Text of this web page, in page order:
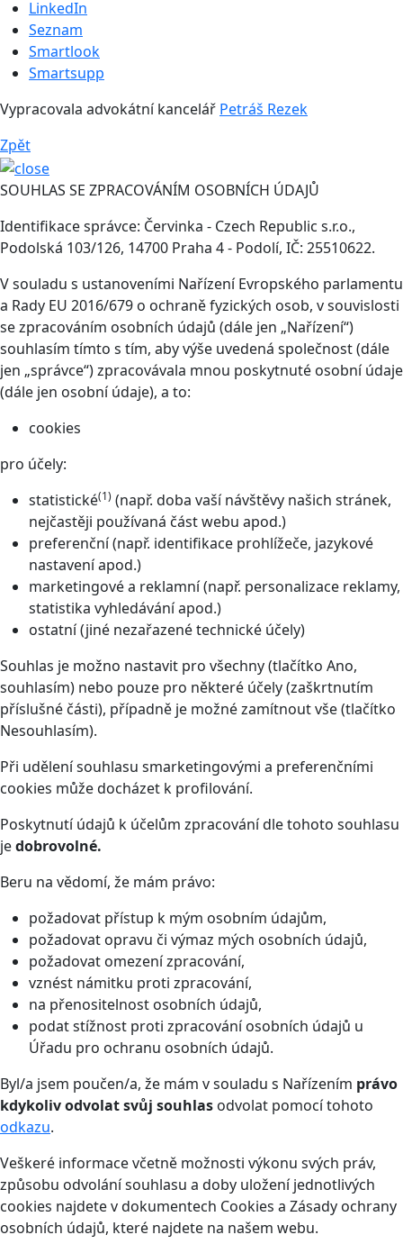
LinkedIn
Seznam
Smartlook
Smartsupp
Vypracovala advokátní kancelář Petráš Rezek
Zpět
SOUHLAS SE ZPRACOVÁNÍM OSOBNÍCH ÚDAJŮ
Identifikace správce: Červinka - Czech Republic s.r.o.,
Podolská 103/126, 14700 Praha 4 - Podolí, IČ: 25510622.
V souladu s ustanoveními Nařízení Evropského parlamentu
a Rady EU 2016/679 o ochraně fyzických osob, v souvislosti
se zpracováním osobních údajů (dále jen „Nařízení“)
souhlasím tímto s tím, aby výše uvedená společnost (dále
jen „správce“) zpracovávala mnou poskytnuté osobní údaje
(dále jen osobní údaje), a to:
cookies
pro účely:
statistické(1) (např. doba vaší návštěvy našich stránek,
nejčastěji používaná část webu apod.)
preferenční (např. identifikace prohlížeče, jazykové
nastavení apod.)
marketingové a reklamní (např. personalizace reklamy,
statistika vyhledávání apod.)
ostatní (jiné nezařazené technické účely)
Souhlas je možno nastavit pro všechny (tlačítko Ano,
souhlasím) nebo pouze pro některé účely (zaškrtnutím
příslušné části), případně je možné zamítnout vše (tlačítko
Nesouhlasím).
Při udělení souhlasu smarketingovými a preferenčními
cookies může docházet k profilování.
Poskytnutí údajů k účelům zpracování dle tohoto souhlasu
jedobrovolné.
Beru na vědomí, že mám právo:
požadovat přístup k mým osobním údajům,
požadovat opravu či výmaz mých osobních údajů,
požadovat omezení zpracování,
vznést námitku proti zpracování,
na přenositelnost osobních údajů,
podat stížnost proti zpracování osobních údajů u
Úřadu pro ochranu osobních údajů.
Byl/a jsem poučen/a, že mám v souladu s Nařízením právo
kdykoliv odvolat svůj souhlas odvolat pomocí tohoto
odkazu.
Veškeré informace včetně možnosti výkonu svých práv,
způsobu odvolání souhlasu a doby uložení jednotlivých
cookies najdete v dokumentech Cookies a Zásady ochrany
osobních údajů, které najdete na našem webu.